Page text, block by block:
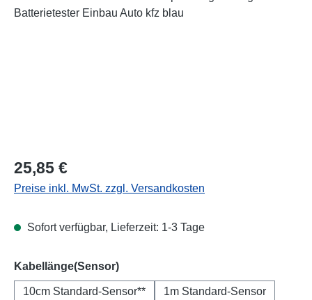
Regulärer Preis:
25,85 €
Preise inkl. MwSt. zzgl. Versandkosten
Sofort verfügbar, Lieferzeit: 1-3 Tage
Kabellänge(Sensor)auswählen
10cm Standard-Sensor**
1m Standard-Sensor